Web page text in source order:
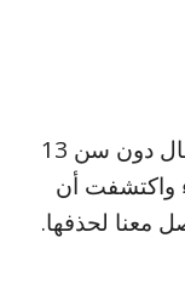
نحن لا نجمع بيانات شخصية من الأطفال دون سن 13
واكتشفت أن
معنا لحذفها.